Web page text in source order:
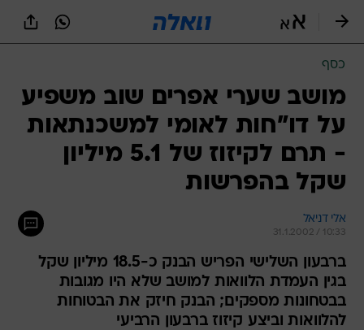
כסף
מושב שערי אפרים שוב משפיע
על דו"חות לאומי למשכנתאות
- תרם לקיזוז של 5.1 מיליון
שקל בהפרשות
אלי דניאל
31.1.2002 / 10:33
ברבעון השלישי הפריש הבנק כ-18.5 מיליון שקל
בגין העמדת הלוואות למושב שלא היו מגובות
בבטחונות מספקים; הבנק חיזק את הבטוחות
להלוואות וביצע קיזוז ברבעון הרביעי